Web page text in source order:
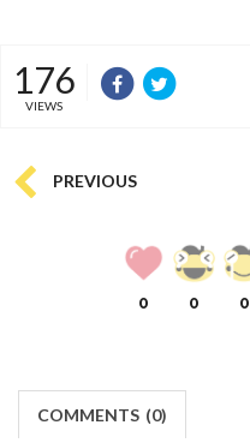
176
VIEWS
PREVIOUS
0 0 0
COMMENTS (0)